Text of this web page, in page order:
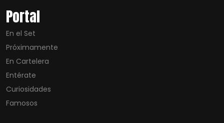
Portal
En el Set
Próximamente
En Cartelera
Entérate
Curiosidades
Famosos